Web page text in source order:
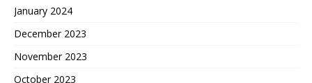
January 2024
December 2023
November 2023
October 2023